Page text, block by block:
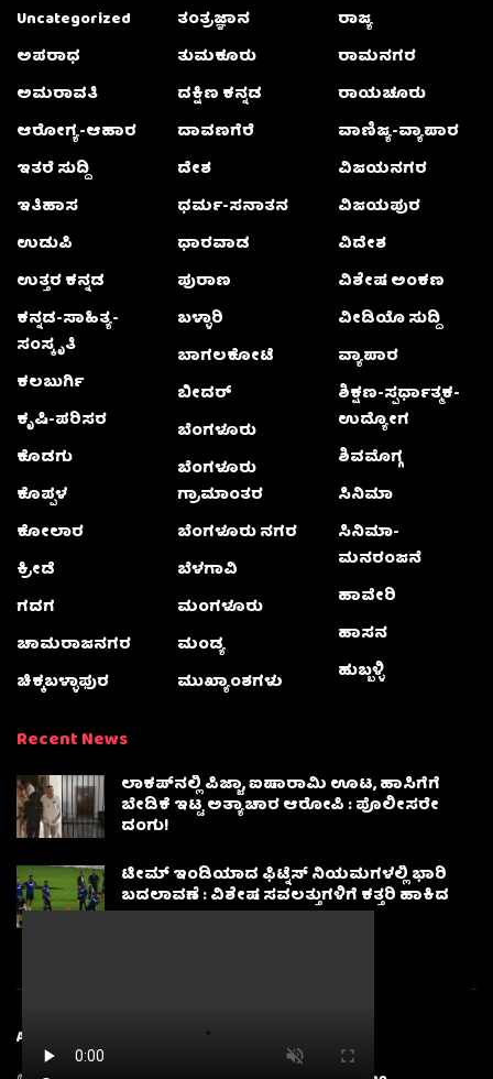
Uncategorized
ಅಪರಾಧ
ಅಮರಾವತಿ
ಆರೋಗ್ಯ-ಆಹಾರ
ಇತರೆ ಸುದ್ದಿ
ಇತಿಹಾಸ
ಉಡುಪಿ
ಉತ್ತರ ಕನ್ನಡ
ಕನ್ನಡ-ಸಾಹಿತ್ಯ-
ಸಂಸ್ಕೃತಿ
ಕಲಬುರ್ಗಿ
ಕೃಷಿ-ಪರಿಸರ
ಕೊಡಗು
ಕೊಪ್ಪಳ
ಕೋಲಾರ
ಕ್ರೀಡೆ
ಗದಗ
ಚಾಮರಾಜನಗರ
ಚಿಕ್ಕಬಳ್ಳಾಫುರ
ತಂತ್ರಜ್ಞಾನ
ತುಮಕೂರು
ದಕ್ಷಿಣ ಕನ್ನಡ
ದಾವಣಗೆರೆ
ದೇಶ
ಧರ್ಮ-ಸನಾತನ
ಧಾರವಾಡ
ಪುರಾಣ
ಬಳ್ಳಾರಿ
ಬಾಗಲಕೋಟೆ
ಬೀದರ್
ಬೆಂಗಳೂರು
ಬೆಂಗಳೂರು
ಗ್ರಾಮಾಂತರ
ಬೆಂಗಳೂರು ನಗರ
ಬೆಳಗಾವಿ
ಮಂಗಳೂರು
ಮಂಡ್ಯ
ಮುಖ್ಯಾಂಶಗಳು
ರಾಜ್ಯ
ರಾಮನಗರ
ರಾಯಚೂರು
ವಾಣಿಜ್ಯ-ವ್ಯಾಪಾರ
ವಿಜಯನಗರ
ವಿಜಯಪುರ
ವಿದೇಶ
ವಿಶೇಷ ಅಂಕಣ
ವೀಡಿಯೊ ಸುದ್ದಿ
ವ್ಯಾಪಾರ
ಶಿಕ್ಷಣ-ಸ್ಪರ್ಧಾತ್ಮಕ-
ಉದ್ಯೋಗ
ಶಿವಮೊಗ್ಗ
ಸಿನಿಮಾ
ಸಿನಿಮಾ-
ಮನರಂಜನೆ
ಹಾವೇರಿ
ಹಾಸನ
ಹುಬ್ಬಳ್ಳಿ
Recent News
ಲಾಕಪ್‌ನಲ್ಲಿ ಪಿಜ್ಜಾ, ಐಷಾರಾಮಿ ಊಟ, ಹಾಸಿಗೆಗೆ
ಬೇಡಿಕೆ ಇಟ್ಟ ಅತ್ಯಾಚಾರ ಆರೋಪಿ : ಪೊಲೀಸರೇ
ದಂಗು!
ಟೀಮ್ ಇಂಡಿಯಾದ ಫಿಟ್ನೆಸ್ ನಿಯಮಗಳಲ್ಲಿ ಭಾರಿ
ಬದಲಾವಣೆ : ವಿಶೇಷ ಸವಲತ್ತುಗಳಿಗೆ ಕತ್ತರಿ ಹಾಕಿದ
BCCI
About Privacy & Policy